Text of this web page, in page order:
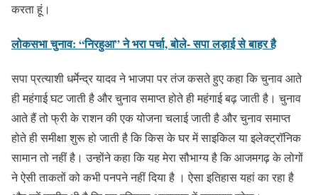
करता हूं।
लोकसभा चुनाव: “निरहुआ” ने भरा पर्चा, बोले- सपा लड़ाई से बाहर है
सपा प्रत्याशी धर्मेन्द्र यादव ने भाजपा पर तंज कसते हुए कहा कि चुनाव आते
ही महंगाई घट जाती है और चुनाव समाप्त होते ही महंगाई बढ़ जाती है। चुनाव
आते हैं तो फ्री के राशन की एक योजना चलाई जाती है और चुनाव समाप्त
होते ही समीक्षा शुरू हो जाती है कि किस के घर में साइकिल या इलेक्ट्राॅनिक
सामान तो नहीं है। उन्होंने कहा कि यह मेरा सौभाग्य है कि आजमगढ़ के लोगों
ने ऐसी ताकतों को कभी पनपने नहीं दिया है । ऐसा इतिहास यहां का रहा है